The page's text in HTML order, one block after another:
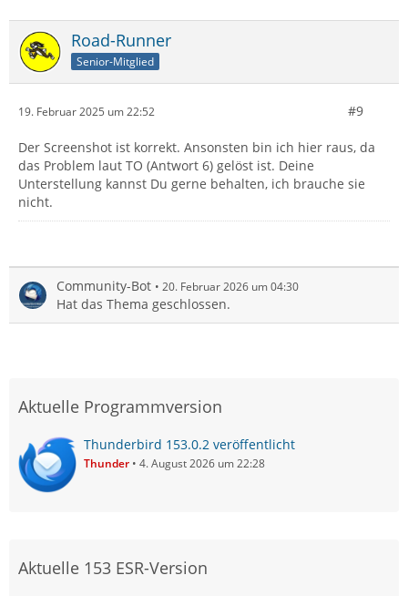
Road-Runner
Senior-Mitglied
19. Februar 2025 um 22:52 #9
Der Screenshot ist korrekt. Ansonsten bin ich hier raus, da
das Problem laut TO (Antwort 6) gelöst ist. Deine
Unterstellung kannst Du gerne behalten, ich brauche sie
nicht.
Community-Bot 20. Februar 2026 um 04:30
Hat das Thema geschlossen.
Aktuelle Programmversion
Thunderbird 153.0.2 veröffentlicht
Thunder 4. August 2026 um 22:28
Aktuelle 153 ESR-Version